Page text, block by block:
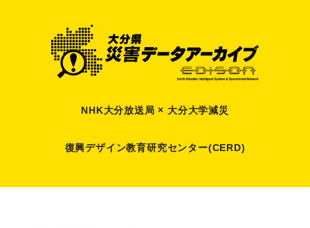
NHK大分放送局 × 大分大学減災
復興デザイン教育研究センター(CERD)